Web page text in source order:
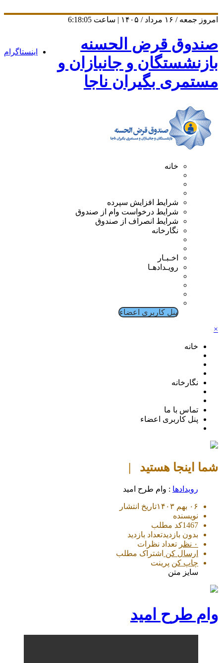
امروز جمعه / ۱۶ مرداد / ۱۴۰۵ | ساعت 6:18:05
اینستاگرام
صندوق قرض الحسنه
بازنشستگان و جانبازان و
مستمری بگیران ناجا
خانه
شرایط افزایش سپرده
شرایط درخواست وام از صندوق
شرایط انصراف از صندوق
نگارخانه
اخـبـار
رویـدادهـا
پنل کاربری اعضاء
×
خانه
نگارخانه
تماس با ما
پنل کاربری اعضاء
شما اینجا هستید |
رویدادها : وام طرح امید
۰۶ بهم ۱۴۰۳
تاریخ انتشار
نویسنده
1467کد مطلب
بدون بازدیدتعداد بازدید
۰ نظر
تعداد نظرات
ارسال کن اشتراک مطلب
چاپ کن پرینت
سایز متن
وام طرح امید